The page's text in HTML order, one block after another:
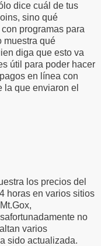
dice cuál de tus
sino qué
programas para
muestra qué
diga que esto va
útil para poder hacer
en línea con
la que enviaron el
los precios del
horas en varios sitios
no
varios
sido actualizada.